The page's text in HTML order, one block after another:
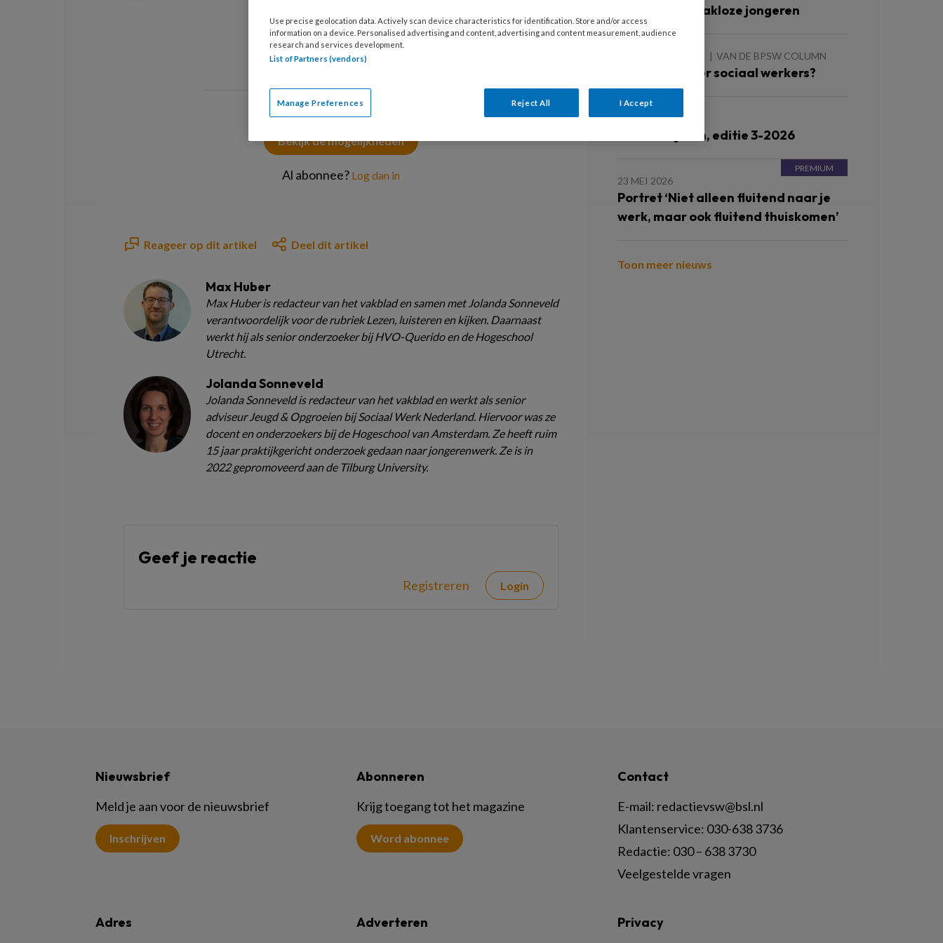
PREMIUM
Bekijk de mogelijkheden
Al abonnee? Log dan in
Reageer op dit artikel Deel dit artikel
Max Huber
Max Huber is redacteur van het vakblad en samen met Jolanda Sonneveld
verantwoordelijk voor de rubriek Lezen, luisteren en kijken. Daarnaast
werkt hij als senior onderzoeker bij HVO-Querido en de Hogeschool
Utrecht.
Jolanda Sonneveld
Jolanda Sonneveld is redacteur van het vakblad en werkt als senior
adviseur Jeugd & Opgroeien bij Sociaal Werk Nederland. Hiervoor was ze
docent en onderzoekers bij de Hogeschool van Amsterdam. Ze heeft ruim
15 jaar praktijkgericht onderzoek gedaan naar jongerenwerk. Ze is in
2022 gepromoveerd aan de Tilburg University.
Geef je reactie
Registreren Login
Werken met dakloze jongeren
VAN DE BPSW COLUMN
Meer of minder sociaal werkers?
2 JUNI 2026
Bronnenlijsten, editie 3-2026
23 MEI 2026
Portret ‘Niet alleen fluitend naar je
werk, maar ook fluitend thuiskomen’
Toon meer nieuws
Nieuwsbrief
Meld je aan voor de nieuwsbrief
Inschrijven
Abonneren
Krijg toegang tot het magazine
Word abonnee
Contact
E-mail: redactievsw@bsl.nl
Klantenservice: 030-638 3736
Redactie: 030 – 638 3730
Veelgestelde vragen
Adres Adverteren Privacy
Use precise geolocation data. Actively scan device characteristics for identification. Store and/or access
information on a device. Personalised advertising and content, advertising and content measurement, audience
research and services development.
List of Partners (vendors)
Manage Preferences Reject All I Accept